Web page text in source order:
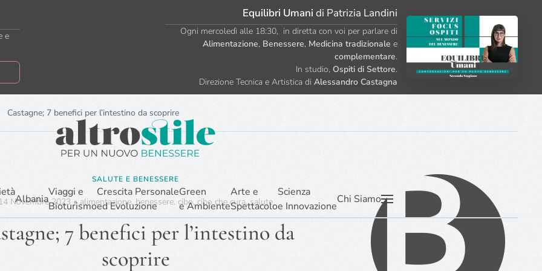
e
Equilibri Umani di Patrizia Landini
Ogni mercoledì alle 18:30, in diretta con voi per parlare di
Alimentazione, Benessere, Medicina tradizionale e
complementare.
In studio, Ospiti di Settore.
Direzione Tecnica e Artistica di Alessandro Castagna
Albania
Viaggi e
Bioturismo
Crescita Personale
ed Evoluzione
Green
e Ambiente
Arte e
Spettacolo
Scienza
e Innovazione
Chi Siamo
Castagne; 7 benefici per l’intestino da scoprire
SALUTE E BENESSERE
14 Novembre 2023 • alimentazione, benessere, cibo, cibo che cura,salute
7 benefici per l’intestino da
scoprire